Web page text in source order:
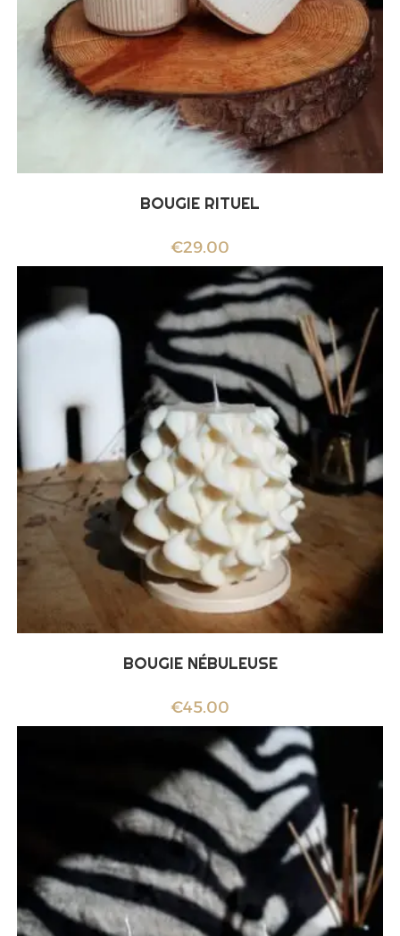
BOUGIE RITUEL
€29.00
BOUGIE NÉBULEUSE
€45.00